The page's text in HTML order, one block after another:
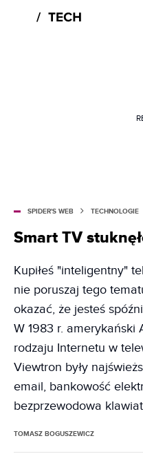
SPIDER'S WEB TECHNOLOGIE
Smart TV
Kupiłeś "inteligentny"
nie poruszaj tego
okazać, że jesteś
W 1983 r. amerykański
rodzaju Internetu w
Viewtron były
email, bankowość
bezprzewodowa
TOMASZ BOGUSZEWICZ